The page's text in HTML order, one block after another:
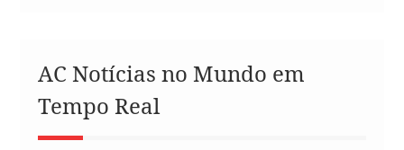
AC Notícias no Mundo em
Tempo Real